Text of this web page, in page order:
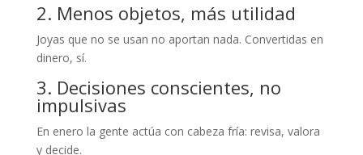
2. Menos objetos, más utilidad
Joyas que no se usan no aportan nada. Convertidas en
dinero, sí.
3. Decisiones conscientes, no
impulsivas
En enero la gente actúa con cabeza fría: revisa, valora
y decide.